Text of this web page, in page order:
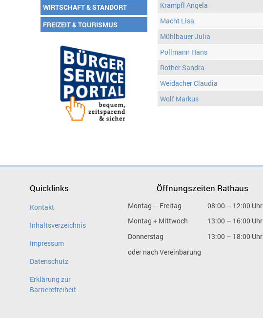
WIRTSCHAFT & STANDORT
FREIZEIT & TOURISMUS
Krampfl Angela
Macht Lisa
Mühlbauer Julia
Pollmann Hans
Rother Sandra
Weidacher Claudia
Wolf Markus
Quicklinks
Kontakt
Inhaltsverzeichnis
Impressum
Datenschutz
Erklärung zur
Barrierefreiheit
Öffnungszeiten Rathaus
Montag – Freitag
08:00 – 12:00 Uhr
Montag + Mittwoch
13:00 – 16:00 Uhr
Donnerstag
13:00 – 18:00 Uhr
oder nach Vereinbarung